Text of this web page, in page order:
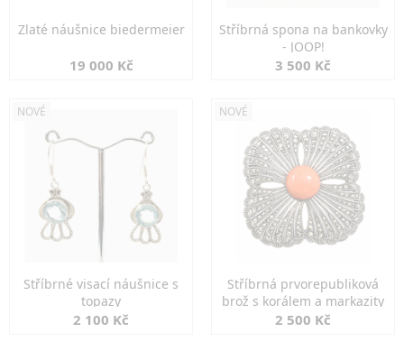
Zlaté náušnice biedermeier
19 000 Kč
Stříbrná spona na bankovky
- JOOP!
3 500 Kč
NOVÉ
Stříbrné visací náušnice s
topazy
2 100 Kč
NOVÉ
Stříbrná prvorepubliková
brož s korálem a markazity
2 500 Kč